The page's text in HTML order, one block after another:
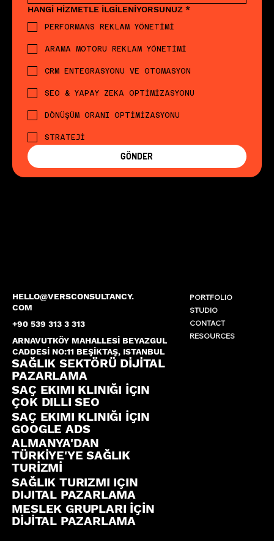
HELLO@VERSCONSULTANCY.
COM
+90 539 313 3 313
ARNAVUTKÖY MAHALLESİ BEYAZGUL
CADDESİ NO:11 BEŞİKTAŞ, ISTANBUL
SAĞLIK SEKTÖRÜ DİJİTAL
PAZARLAMA
SAÇ EKIMI KLINIĞI İÇIN
ÇOK DILLI SEO
SAÇ EKIMI KLINIĞI İÇIN
GOOGLE ADS
ALMANYA'DAN
TÜRKİYE'YE SAĞLIK
TURİZMİ
SAĞLIK TURIZMI IÇIN
DIJITAL PAZARLAMA
MESLEK GRUPLARI İÇİN
DİJİTAL PAZARLAMA
PORTFOLIO
STUDIO
CONTACT
RESOURCES
HANGİ HİZMETLE İLGİLENİYORSUNUZ *
PERFORMANS REKLAM YÖNETİMİ
ARAMA MOTORU REKLAM YÖNETİMİ
CRM ENTEGRASYONU VE OTOMASYON
SEO & YAPAY ZEKA OPTİMİZASYONU
DÖNÜŞÜM ORANI OPTİMİZASYONU
STRATEJİ
GÖNDER